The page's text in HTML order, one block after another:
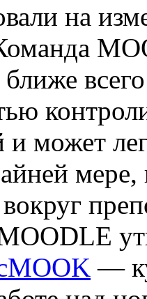
на
и может
мере,
—